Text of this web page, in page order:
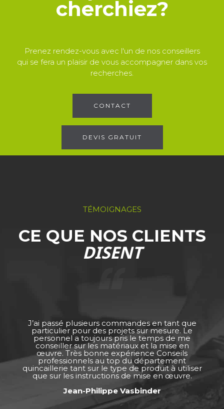
cherchiez?
Prenez rendez-vous avec l'un de nos conseillers
qui se fera un plaisir de vous accompagner dans vos
recherches.
CONTACT
DEVIS GRATUIT
TÉMOIGNAGES
CE QUE NOS CLIENTS
DISENT
J’ai passé plusieurs commandes en tant que
particulier pour des projets sur mesure. Le
personnel a toujours pris le temps de me
conseiller sur les matériaux et la mise en
œuvre. Très bonne expérience Conseils
professionnels au top du département
quincaillerie tant sur le type de produit à utiliser
que sur les instructions de mise en œuvre.
Jean-Philippe Vasbinder